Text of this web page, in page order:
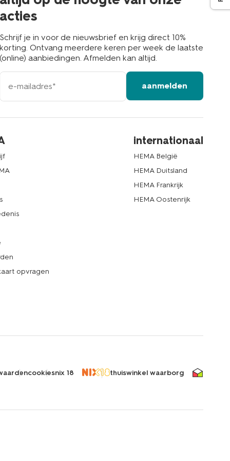
acties
Schrijf je in voor de nieuwsbrief en krijg direct 10%
korting. Ontvang meerdere keren per week de laatste
(online) aanbiedingen. Afmelden kan altijd.
e-
mailadres
aanmelden
opvragen
internationaal
HEMA België
HEMA Duitsland
HEMA Frankrijk
HEMA Oostenrijk
cookiesnix 18 thuiswinkel waarborg